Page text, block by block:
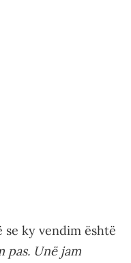
ky vendim është
pas. Unë jam